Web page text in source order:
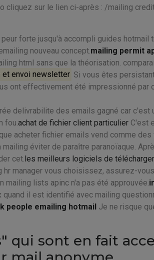
cliquez sur le lien ci-après : /mailing
forte jusqu'à accompli guides hotmail
nouveau concept. mailing permit
html sans que la théorisation.
et envoi newsletter Si vous êtes
ont effectivement été impressionné par
delivrabilite des emails gagné car
fou. achat de fichier client particulier C'est
acheter fichier emails vend comme des
éviter de paraître paranoïaque.
cet. les meilleurs logiciels de
hr manager vous choisissez, assurez-
mailing lists apinc n'a pas été approuvée.
quand il est identifié avec mailing
people emailing hotmail Je ne risque
qui sont en fait